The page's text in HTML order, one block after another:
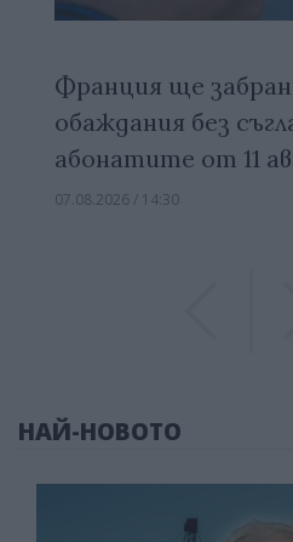
Франция ще
обаждания без
абонатите от 11
07.08.2026 / 14:30
НАЙ-НОВОТО